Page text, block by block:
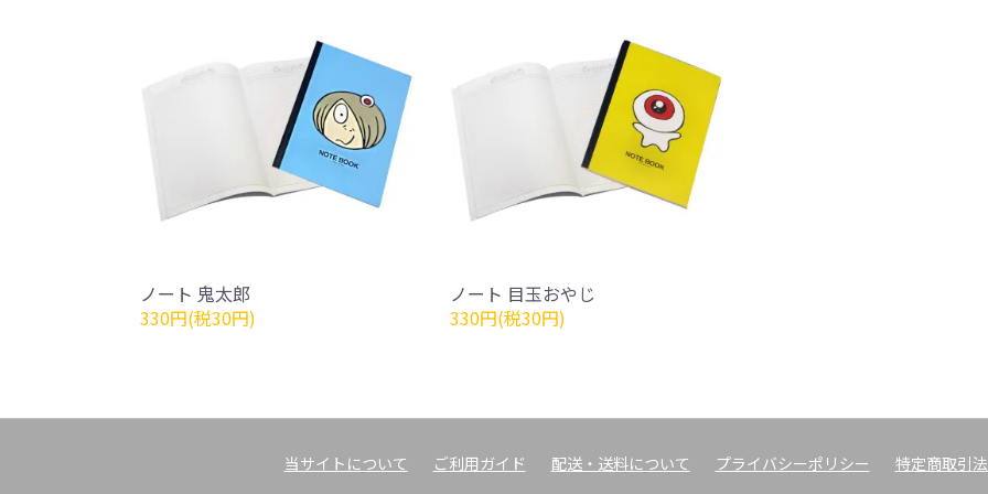
ノート 鬼太郎
330円(税30円)
ノート 目玉おやじ
330円(税30円)
当サイトについて ご利用ガイド 配送・送料について プライバシーポリシー 特定商取引